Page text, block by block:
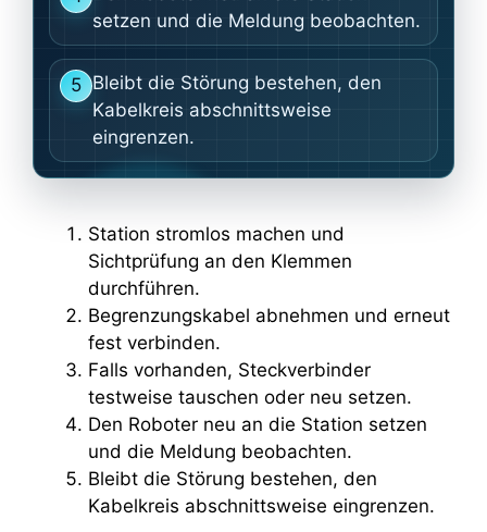
setzen und die Meldung beobachten.
5 Bleibt die Störung bestehen, den
Kabelkreis abschnittsweise
eingrenzen.
Station stromlos machen und
Sichtprüfung an den Klemmen
durchführen.
Begrenzungskabel abnehmen und erneut
fest verbinden.
Falls vorhanden, Steckverbinder
testweise tauschen oder neu setzen.
Den Roboter neu an die Station setzen
und die Meldung beobachten.
Bleibt die Störung bestehen, den
Kabelkreis abschnittsweise eingrenzen.